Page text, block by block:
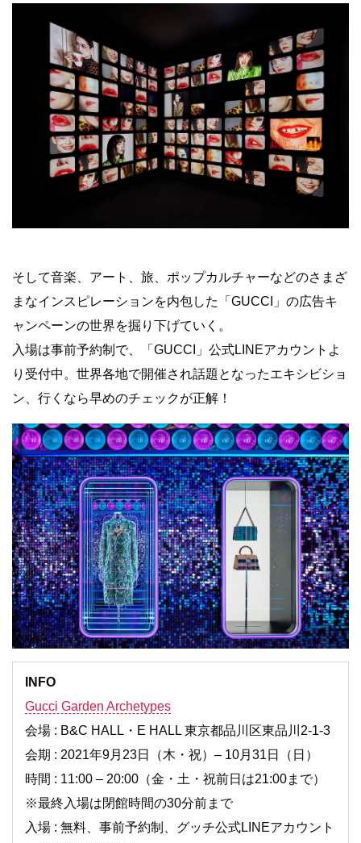
そして音楽、アート、旅、ポップカルチャーなどのさまざ
まなインスピレーションを内包した「GUCCI」の広告キ
ャンペーンの世界を掘り下げていく。
入場は事前予約制で、「GUCCI」公式LINEアカウントよ
り受付中。世界各地で開催され話題となったエキシビショ
ン、行くなら早めのチェックが正解！
INFO
Gucci Garden Archetypes
会場 : B&C HALL・E HALL 東京都品川区東品川2-1-3
会期 : 2021年9月23日（木・祝）– 10月31日（日）
時間 : 11:00 – 20:00（金・土・祝前日は21:00まで）
※最終入場は閉館時間の30分前まで
入場 : 無料、事前予約制、グッチ公式LINEアカウント